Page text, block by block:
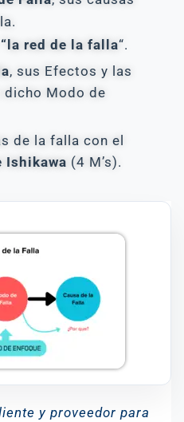
“la red de la falla“.
, sus Efectos y las
dicho Modo de
de la falla con el
Ishikawa (4 M’s).
y proveedor para